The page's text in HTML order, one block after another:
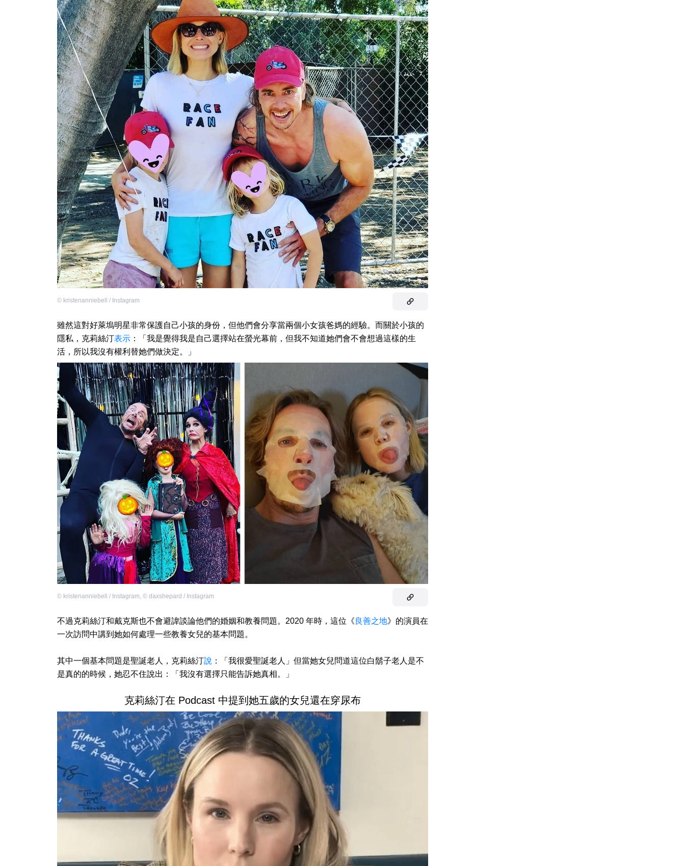
© kristenanniebell / Instagram
雖然這對好萊塢明星非常保護自己小孩的身份，但他們會分享當兩個小女孩爸媽的經驗。而關於小孩的
隱私，克莉絲汀表示 ：「我是覺得我是自己選擇站在螢光幕前，但我不知道她們會不會想過這樣的生
活，所以我沒有權利替她們做決定。」
© kristenanniebell / Instagram, © daxshepard / Instagram
不過克莉絲汀和戴克斯也不會避諱談論他們的婚姻和教養問題。2020 年時，這位《良善之地》的演員在
一次訪問中講到她如何處理一些教養女兒的基本問題。
其中一個基本問題是聖誕老人，克莉絲汀說 ：「我很愛聖誕老人」但當她女兒問道這位白鬍子老人是不
是真的的時候，她忍不住說出：「我沒有選擇只能告訴她真相。」
克莉絲汀在 Podcast 中提到她五歲的女兒還在穿尿布